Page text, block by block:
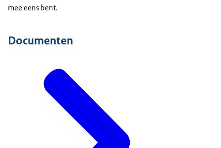
mee eens bent.
Documenten